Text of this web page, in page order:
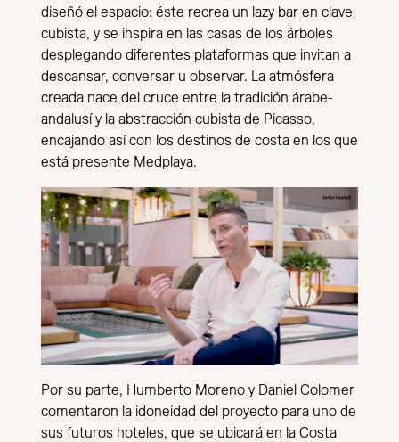
diseñó el espacio: éste recrea un lazy bar en clave
cubista, y se inspira en las casas de los árboles
desplegando diferentes plataformas que invitan a
descansar, conversar u observar. La atmósfera
creada nace del cruce entre la tradición árabe-
andalusí y la abstracción cubista de Picasso,
encajando así con los destinos de costa en los que
está presente Medplaya.
Por su parte, Humberto Moreno y Daniel Colomer
comentaron la idoneidad del proyecto para uno de
sus futuros hoteles, que se ubicará en la Costa